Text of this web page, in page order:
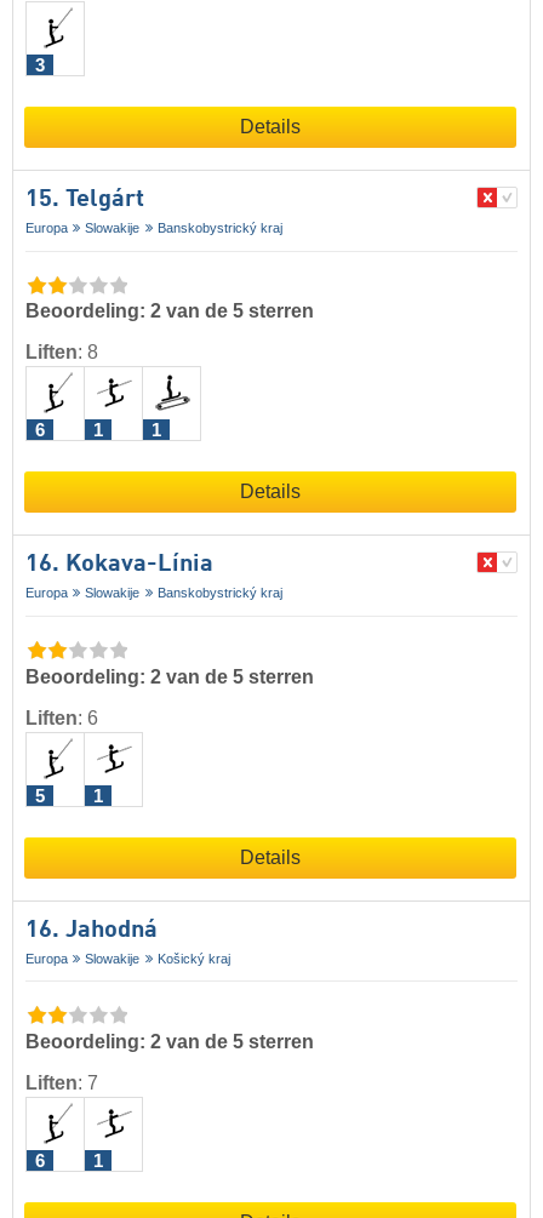
3
Details
15. Telgárt
Europa Slowakije Banskobystrický kraj
Beoordeling: 2 van de 5 sterren
Liften: 8
6 1 1
Details
16. Kokava-Línia
Europa Slowakije Banskobystrický kraj
Beoordeling: 2 van de 5 sterren
Liften: 6
5 1
Details
16. Jahodná
Europa Slowakije Košický kraj
Beoordeling: 2 van de 5 sterren
Liften: 7
6 1